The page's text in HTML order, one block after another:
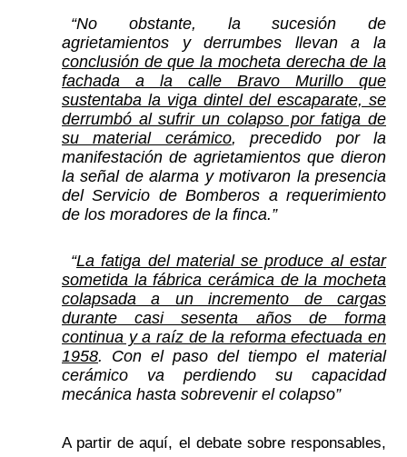
“No obstante, la sucesión de
agrietamientos y derrumbes llevan a la
conclusión de que la mocheta derecha de la
fachada a la calle Bravo Murillo que
sustentaba la viga dintel del escaparate, se
derrumbó al sufrir un colapso por fatiga de
su material cerámico, precedido por la
manifestación de agrietamientos que dieron
la señal de alarma y motivaron la presencia
del Servicio de Bomberos a requerimiento
de los moradores de la finca.”
“La fatiga del material se produce al estar
sometida la fábrica cerámica de la mocheta
colapsada a un incremento de cargas
durante casi sesenta años de forma
continua y a raíz de la reforma efectuada en
1958. Con el paso del tiempo el material
cerámico va perdiendo su capacidad
mecánica hasta sobrevenir el colapso”
A partir de aquí, el debate sobre responsables,